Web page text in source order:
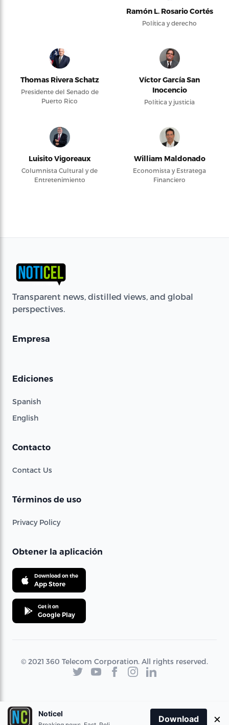
Ramón L. Rosario Cortés
Política y derecho
Thomas Rivera Schatz
Presidente del Senado de
Puerto Rico
Víctor García San
Inocencio
Política y justicia
Luisito Vigoreaux
Columnista Cultural y de
Entretenimiento
William Maldonado
Economista y Estratega
Financiero
Transparent news, distilled views, and global
perspectives.
Empresa
Ediciones
Spanish
English
Contacto
Contact Us
Términos de uso
Privacy Policy
Obtener la aplicación
Download on the
App Store
Get it on
Google Play
© 2021 360 Telecom Corporation. All rights reserved.
Noticel
Download ×